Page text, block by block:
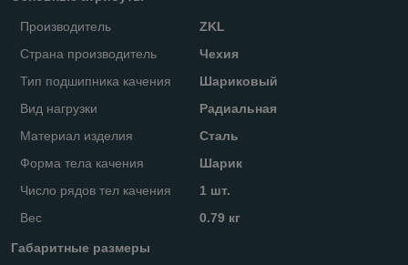
Производитель
ZKL
Страна производитель
Чехия
Тип подшипника качения
Шариковый
Вид нагрузки
Радиальная
Материал изделия
Сталь
Форма тела качения
Шарик
Число рядов тел качения
1 шт.
Вес
0.79 кг
Габаритные размеры